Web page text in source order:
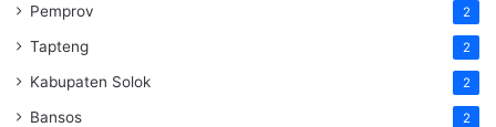
Pemprov 2
Tapteng 2
Kabupaten Solok 2
Bansos 2